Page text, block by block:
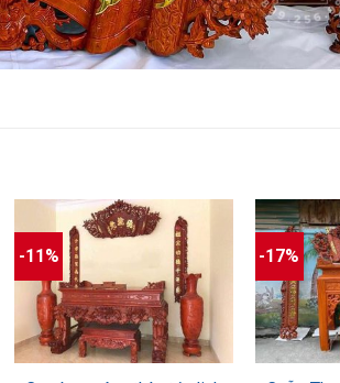
-11%
+
-17%
+